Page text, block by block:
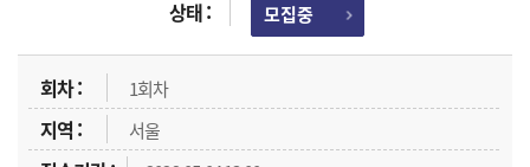
모집중
1회차
서울